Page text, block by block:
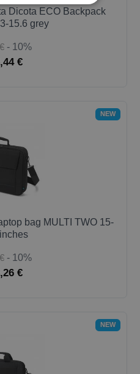
Dicota ECO Backpack
15.6 grey
- 10%
€
NEW
bag MULTI TWO 15-
- 10%
€
NEW